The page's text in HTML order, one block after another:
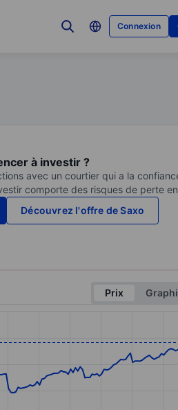
Connexion
à investir ?
avec un courtier qui a la
comporte des risques de perte
Découvrez l'offre de Saxo
Prix